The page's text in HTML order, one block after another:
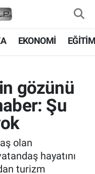
EKONOMİ
gözünü
Şu
olan
hayatını
turizm